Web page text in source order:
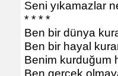
Seni yıkamazlar
* * * *
Ben bir dünya
Ben bir hayal
Benim kurduğum
Ben gerçek